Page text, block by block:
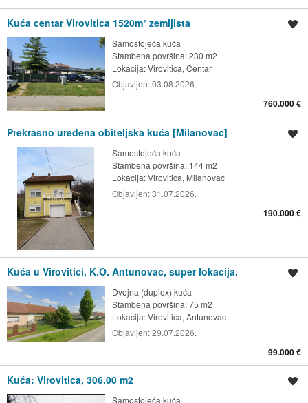
Kuća centar Virovitica 1520m² zemljista
Samostojeća kuća
Stambena površina: 230 m2
Lokacija:Virovitica, Centar
Objavljen:03.08.2026.
760.000 €
Prekrasno uređena obiteljska kuća [Milanovac]
Samostojeća kuća
Stambena površina: 144 m2
Lokacija:Virovitica, Milanovac
Objavljen:31.07.2026.
190.000 €
Kuća u Virovitici, K.O. Antunovac, super lokacija.
Dvojna (duplex) kuća
Stambena površina: 75 m2
Lokacija:Virovitica, Antunovac
Objavljen:29.07.2026.
99.000 €
Kuća: Virovitica, 306.00 m2
Samostojeća kuća